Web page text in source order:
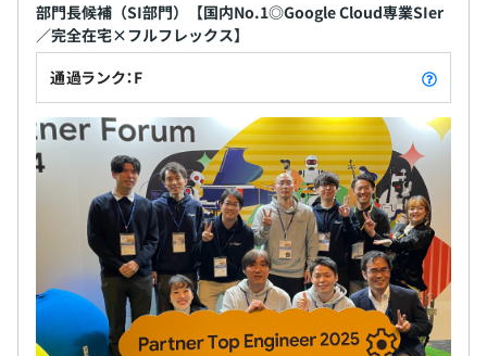
部門長候補（SI部門）【国内No.1◎Google Cloud専業SIer
／完全在宅×フルフレックス】
通過ランク：F